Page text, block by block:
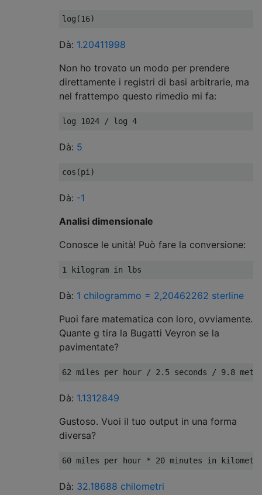
Dà: 1.20411998
Non ho trovato un modo per prendere
direttamente i registri di basi arbitrarie, ma
nel frattempo questo rimedio mi fa:
Dà: 5
Dà: -1
Analisi dimensionale
Conosce le unità! Può fare la conversione:
Dà: 1 chilogrammo = 2,20462262 sterline
Puoi fare matematica con loro, ovviamente.
Quante g tira la Bugatti Veyron se la
pavimentate?
Dà: 1.1312849
Gustoso. Vuoi il tuo output in una forma
diversa?
Dà: 32.18688 chilometri